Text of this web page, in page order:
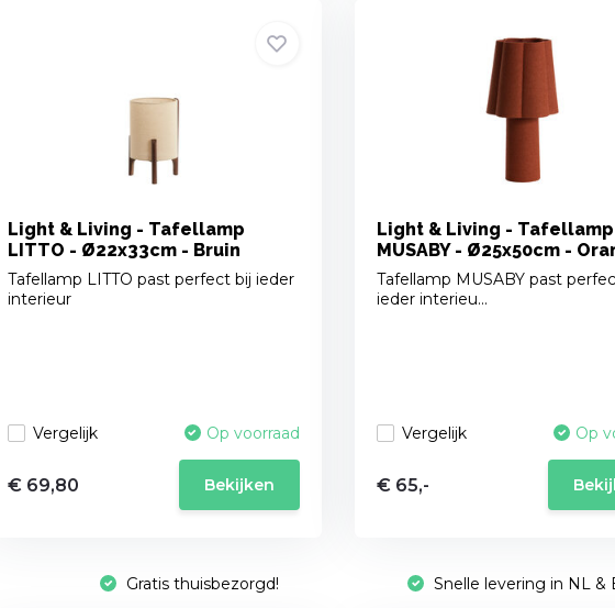
Light & Living - Tafellamp
LITTO - Ø22x33cm - Bruin
Tafellamp LITTO past perfect bij ieder
interieur
Vergelijk Op voorraad
€ 69,80 Bekijken
Light & Living - Tafellamp
MUSABY - Ø25x50cm -
Tafellamp MUSABY past
ieder interieu...
Vergelijk Op
€ 65,-
Gratis thuisbezorgd! Snelle levering in NL &